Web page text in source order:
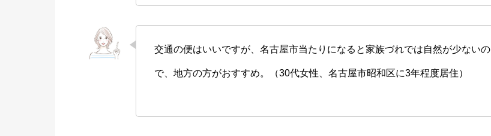
交通の便はいいですが、名古屋市当たりになると家族づれでは自然が少ないの
で、地方の方がおすすめ。（30代女性、名古屋市昭和区に3年程度居住）